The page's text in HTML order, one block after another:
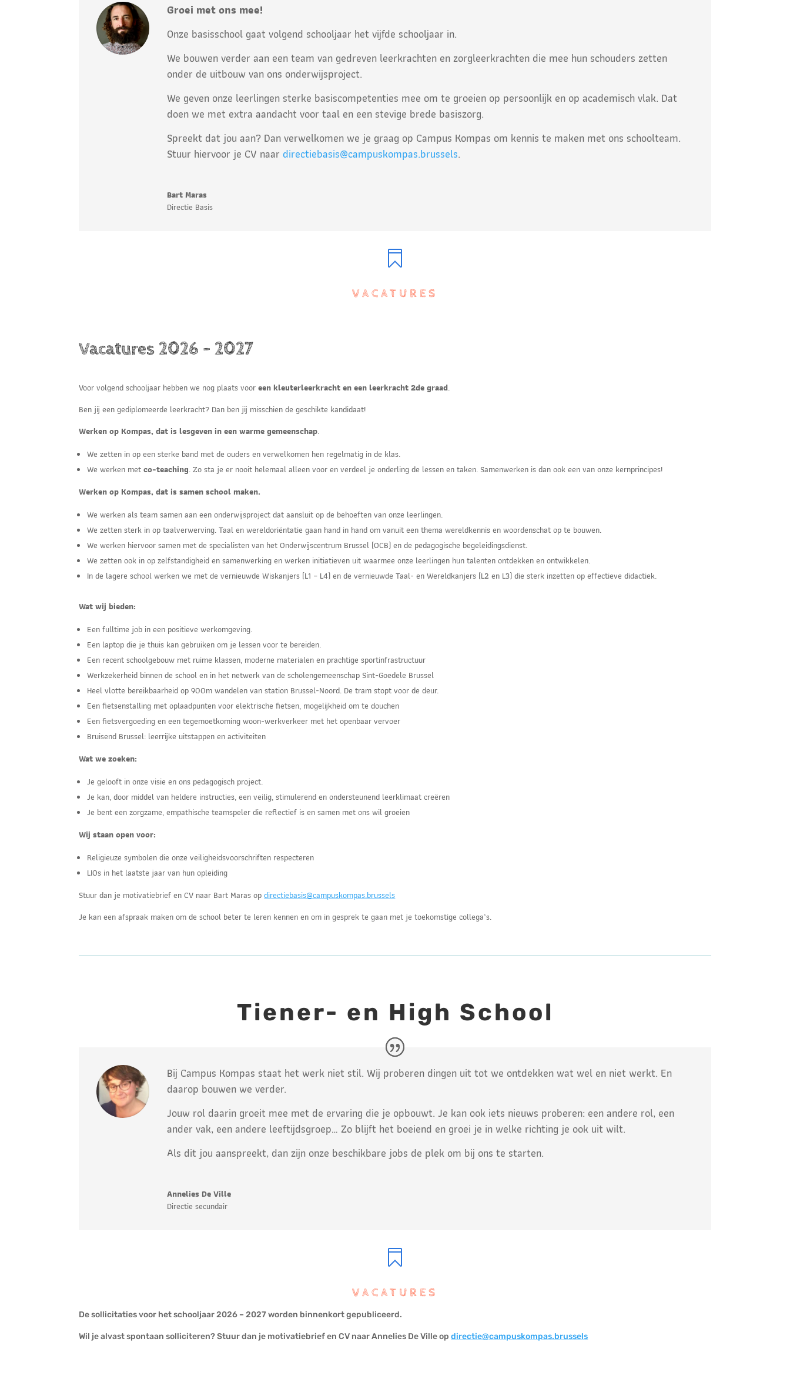
Groei met ons mee!
Onze basisschool gaat volgend schooljaar het vijfde schooljaar in.
We bouwen verder aan een team van gedreven leerkrachten en zorgleerkrachten die mee hun schouders zetten
onder de uitbouw van ons onderwijsproject.
We geven onze leerlingen sterke basiscompetenties mee om te groeien op persoonlijk en op academisch vlak. Dat
doen we met extra aandacht voor taal en een stevige brede basiszorg.
Spreekt dat jou aan? Dan verwelkomen we je graag op Campus Kompas om kennis te maken met ons schoolteam.
Stuur hiervoor je CV naar directiebasis@campuskompas.brussels.
Bart Maras
Directie Basis

VACATURES
Vacatures 2026 - 2027
Voor volgend schooljaar hebben we nog plaats vooreen kleuterleerkracht en een leerkracht 2de graad.
Ben jij een gediplomeerde leerkracht? Dan ben jij misschien de geschikte kandidaat!
Werken op Kompas, dat is lesgeven in een warme gemeenschap.
We zetten in op een sterke band met de ouders en verwelkomen hen regelmatig in de klas.
We werken metco-teaching. Zo sta je er nooit helemaal alleen voor en verdeel je onderling de lessen en taken. Samenwerken is dan ook een van onze kernprincipes!
Werken op Kompas, dat is samen school maken.
We werken als team samen aan een onderwijsproject dat aansluit op de behoeften van onze leerlingen.
We zetten sterk in op taalverwerving. Taal en wereldoriëntatie gaan hand in hand om vanuit een thema wereldkennis en woordenschat op te bouwen.
We werken hiervoor samen met de specialisten van het Onderwijscentrum Brussel (OCB) en de pedagogische begeleidingsdienst.
We zetten ook in op zelfstandigheid en samenwerking en werken initiatieven uit waarmee onze leerlingen hun talenten ontdekken en ontwikkelen.
In de lagere school werken we met de vernieuwde Wiskanjers (L1 – L4) en de vernieuwde Taal- en Wereldkanjers (L2 en L3) die sterk inzetten op effectieve didactiek.
Wat wij bieden:
Een fulltime job in een positieve werkomgeving.
Een laptop die je thuis kan gebruiken om je lessen voor te bereiden.
Een recent schoolgebouw met ruime klassen, moderne materialen en prachtige sportinfrastructuur
Werkzekerheid binnen de school en in het netwerk van de scholengemeenschap Sint-Goedele Brussel
Heel vlotte bereikbaarheid op 900m wandelen van station Brussel-Noord. De tram stopt voor de deur.
Een fietsenstalling met oplaadpunten voor elektrische fietsen, mogelijkheid om te douchen
Een fietsvergoeding en een tegemoetkoming woon-werkverkeer met het openbaar vervoer
Bruisend Brussel: leerrijke uitstappen en activiteiten
Wat we zoeken:
Je gelooft in onze visie en ons pedagogisch project.
Je kan, door middel van heldere instructies, een veilig, stimulerend en ondersteunend leerklimaat creëren
Je bent een zorgzame, empathische teamspeler die reflectief is en samen met ons wil groeien
Wij staan open voor:
Religieuze symbolen die onze veiligheidsvoorschriften respecteren
LIOs in het laatste jaar van hun opleiding
Stuur dan je motivatiebrief en CV naar Bart Maras opdirectiebasis@campuskompas.brussels
Je kan een afspraak maken om de school beter te leren kennen en om in gesprek te gaan met je toekomstige collega’s.
Tiener- en High School
Bij Campus Kompas staat het werk niet stil. Wij proberen dingen uit tot we ontdekken wat wel en niet werkt. En
daarop bouwen we verder.
Jouw rol daarin groeit mee met de ervaring die je opbouwt. Je kan ook iets nieuws proberen: een andere rol, een
ander vak, een andere leeftijdsgroep… Zo blijft het boeiend en groei je in welke richting je ook uit wilt.
Als dit jou aanspreekt, dan zijn onze beschikbare jobs de plek om bij ons te starten.
Annelies De Ville
Directie secundair

VACATURES
De sollicitaties voor het schooljaar 2026 – 2027 worden binnenkort gepubliceerd.
Wil je alvast spontaan solliciteren? Stuur dan je motivatiebrief en CV naar Annelies De Ville opdirectie@campuskompas.brussels